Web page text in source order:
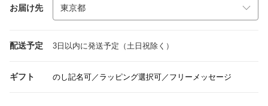
お届け先
配送予定 3日以内に発送予定（土日祝除く）
ギフト のし記名可／ラッピング選択可／フリーメッセージ